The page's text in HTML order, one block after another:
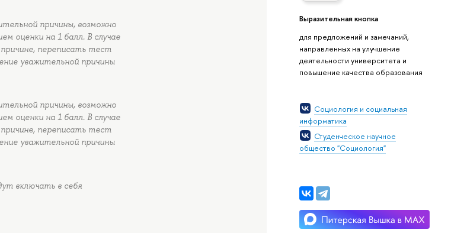
Выразительная кнопка
для предложений и замечаний,
направленных на улучшение
деятельности университета и
повышение качества образования
Социология и социальная
информатика
Студенческое научное
общество "Социология"
причины, возможно
оценки на 1 балл. В случае
переписать тест
уважительной причины
причины, возможно
оценки на 1 балл. В случае
переписать тест
уважительной причины
включать в себя